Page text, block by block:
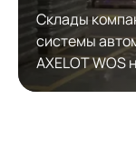
Склады
системы
AXELOT